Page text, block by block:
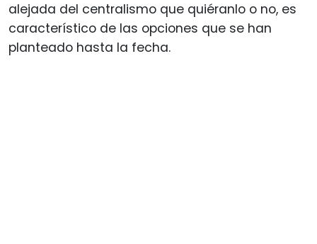
alejada del centralismo que quiéranlo o no, es
característico de las opciones que se han
planteado hasta la fecha.